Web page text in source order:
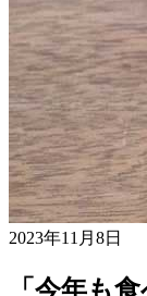
2023年11月8日
「今年も